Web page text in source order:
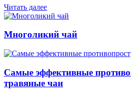
Читать далее
Многоликий чай
Самые эффективные
травяные чаи